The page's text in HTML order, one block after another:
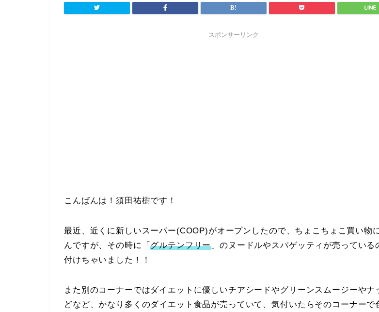
スポンサーリンク
こんばんは！須田祐樹です！
最近、近くに新しいスーパー(COOP)がオープンしたので、ちょこちょこ買い物
んですが、その時に「グルテンフリー 」のヌードルやスパゲッティが売っている
付けちゃいました！！
また別のコーナーではダイエットに優しいチアシードやグリーンスムージーやナ
どなど、かなり多くのダイエット食品が売っていて、気付いたらそのコーナーで